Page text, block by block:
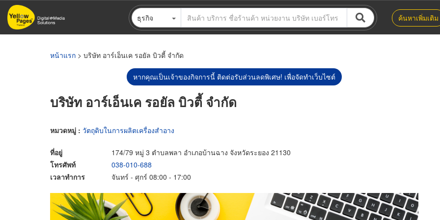
ข้าม
ไป
ธุรกิจ ค้นหาเพิ่มเติม
หน้าแรก > บริษัท อาร์เอ็นเค รอยัล บิวตี้ จำกัด
หากคุณเป็นเจ้าของกิจการนี้ ติดต่อรับส่วนลดพิเศษ! เพื่อจัดทำเว็บไซต์
บริษัท อาร์เอ็นเค รอยัล บิวตี้ จำกัด
หมวดหมู่ : วัตถุดิบในการผลิตเครื่องสำอาง
ที่อยู่
174/79 หมู่ 3 ตำบลพลา อำเภอบ้านฉาง จังหวัดระยอง 21130
โทรศัพท์
038-010-688
เวลาทำการ
จันทร์ - ศุกร์ 08:00 - 17:00